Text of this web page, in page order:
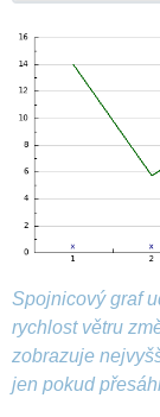
Spojnicový graf
rychlost větru
zobrazuje
jen pokud